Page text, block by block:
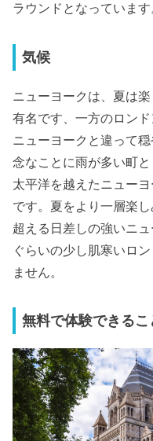
ラウンドとなっています
気候
ニューヨークは、夏は
有名です、一方のロン
ニューヨークと違って
念なことに雨が多い町
太平洋を越えたニュー
です。夏をより一層楽
超える日差しの強いニ
ぐらいの少し肌寒いロ
ません。
無料で体験できるこ